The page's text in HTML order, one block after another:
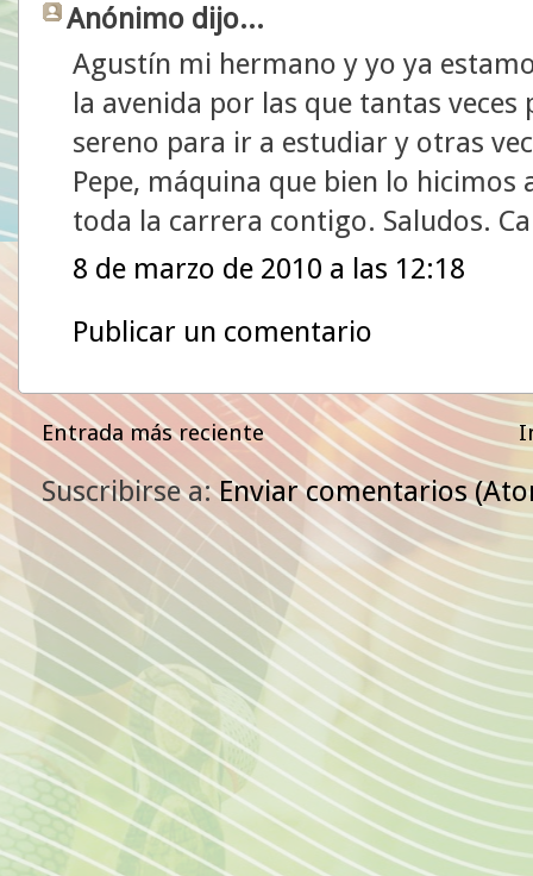
Anónimo dijo...
Agustín mi hermano y yo ya
la avenida por las que tantas veces
sereno para ir a estudiar y otras
Pepe, máquina que bien lo
toda la carrera contigo. Saludos.
8 de marzo de 2010 a las 12:18
Publicar un comentario
Entrada más reciente
Suscribirse a:Enviar comentarios